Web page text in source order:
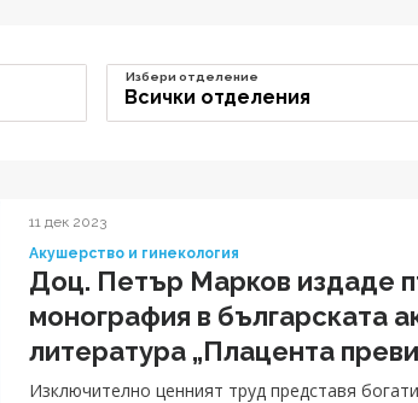
Всички отделения
Избери отделение
11 дек 2023
Акушерство и гинекология
Доц. Петър Марков издаде
монография в българската
литература „Плацента
Изключително ценният труд представя